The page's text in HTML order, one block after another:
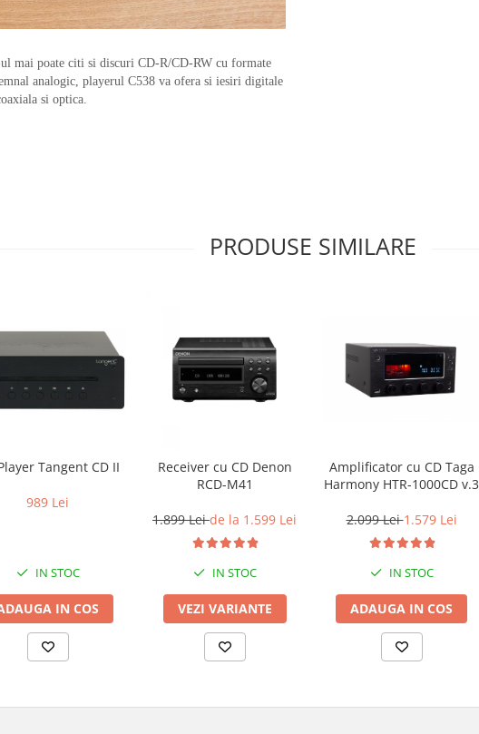
mai poate citi si discuri CD-R/CD-RW cu formate
analogic, playerul C538 va ofera si iesiri digitale
si optica.
PRODUSE SIMILARE
Tangent CD II
989 Lei
IN STOC
IN COS
Receiver cu CD Denon
RCD-M41
1.899 Leide la 1.599 Lei
IN STOC
VEZI VARIANTE
Amplificator cu CD Taga
Harmony HTR-1000CD v.3
2.099 Lei1.579 Lei
IN STOC
ADAUGA IN COS